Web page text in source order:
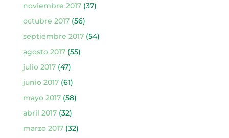
noviembre 2017(37)
octubre 2017(56)
septiembre 2017(54)
agosto 2017(55)
julio 2017(47)
junio 2017(61)
mayo 2017(58)
abril 2017(32)
marzo 2017(32)